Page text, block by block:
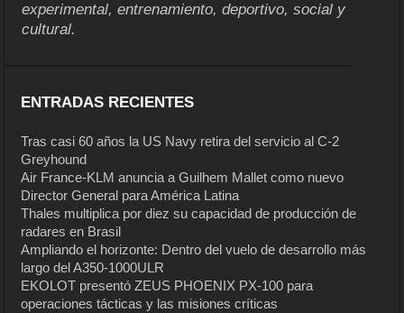
experimental, entrenamiento, deportivo, social y
cultural.
ENTRADAS RECIENTES
Tras casi 60 años la US Navy retira del servicio al C-2
Greyhound
Air France-KLM anuncia a Guilhem Mallet como nuevo
Director General para América Latina
Thales multiplica por diez su capacidad de producción de
radares en Brasil
Ampliando el horizonte: Dentro del vuelo de desarrollo más
largo del A350-1000ULR
EKOLOT presentó ZEUS PHOENIX PX-100 para
operaciones tácticas y las misiones críticas